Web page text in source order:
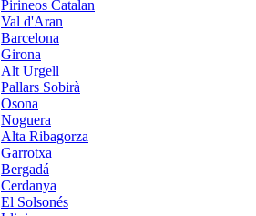
Pirineos Catalan
Val d'Aran
Barcelona
Girona
Alt Urgell
Pallars Sobirà
Osona
Noguera
Alta Ribagorza
Garrotxa
Bergadá
Cerdanya
El Solsonés